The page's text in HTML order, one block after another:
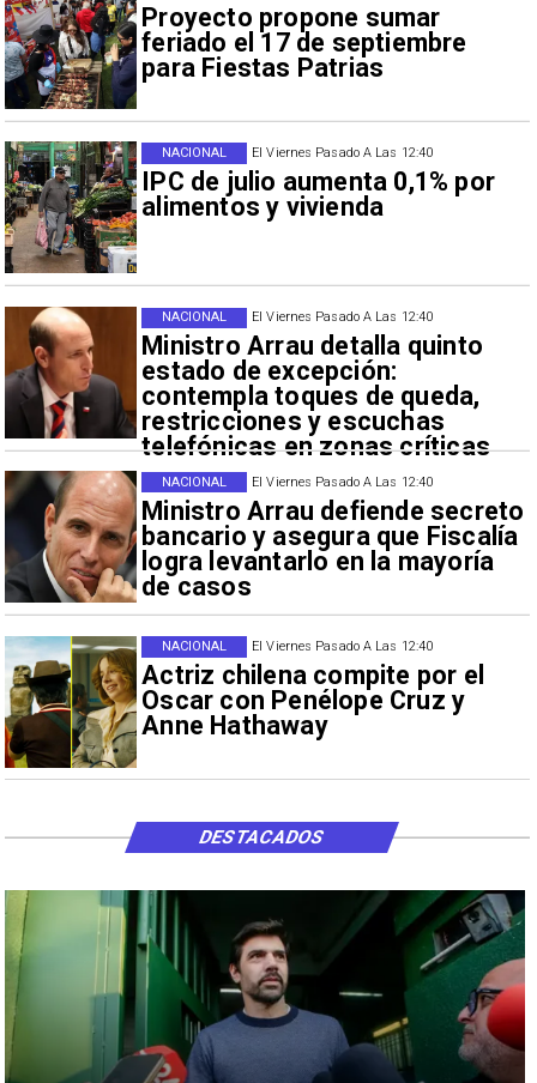
Proyecto propone sumar
feriado el 17 de septiembre
para Fiestas Patrias
El Viernes Pasado A Las 12:40
IPC de julio aumenta 0,1% por
alimentos y vivienda
NACIONAL
El Viernes Pasado A Las 12:40
Ministro Arrau detalla quinto
estado de excepción:
contempla toques de queda,
restricciones y escuchas
telefónicas en zonas críticas
NACIONAL
El Viernes Pasado A Las 12:40
Ministro Arrau defiende secreto
bancario y asegura que Fiscalía
logra levantarlo en la mayoría
de casos
NACIONAL
El Viernes Pasado A Las 12:40
Actriz chilena compite por el
Oscar con Penélope Cruz y
Anne Hathaway
NACIONAL
DESTACADOS